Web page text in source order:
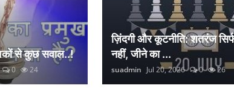
से कुछ सवाल..!
0 24
ज़िंदगी और कूटनीति: शतरंज
नहीं, जीने का ...
suadmin Jul 20, 2026 0 26